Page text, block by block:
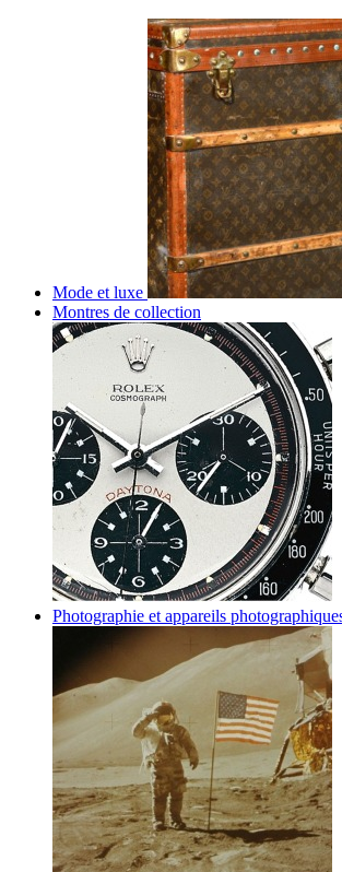
Mode et luxe
Montres de collection
Photographie et appareils